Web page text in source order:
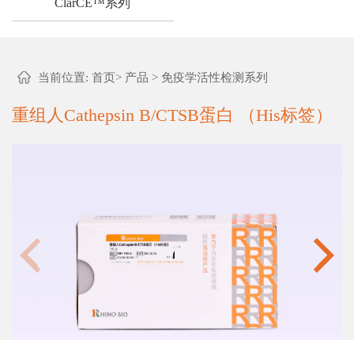
ClarCE™系列
当前位置: 首页> 产品 > 免疫学活性检测系列
重组人Cathepsin B/CTSB蛋白 （His标签）